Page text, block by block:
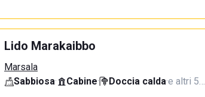
Lido Marakaibbo
Marsala
Sabbiosa· Cabine· Doccia calda·e altri 5…